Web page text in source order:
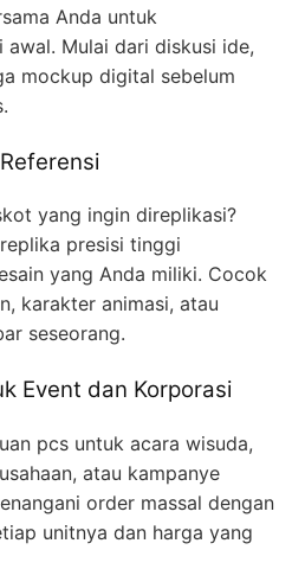
Anda untuk
Mulai dari diskusi ide,
mockup digital sebelum
yang ingin direplikasi?
presisi tinggi
yang Anda miliki. Cocok
karakter animasi, atau
seseorang.
Event dan Korporasi
pcs untuk acara wisuda,
atau kampanye
order massal dengan
unitnya dan harga yang